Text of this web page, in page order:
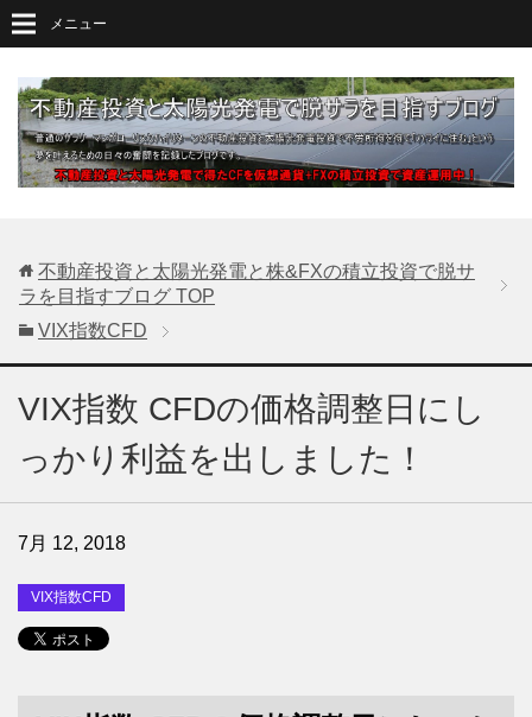
メニュー
不動産投資と太陽光発電と株&FXの積立投資で脱サ
ラを目指すブログ TOP
VIX指数CFD
VIX指数 CFDの価格調整日にし
っかり利益を出しました！
7月 12, 2018
VIX指数CFD